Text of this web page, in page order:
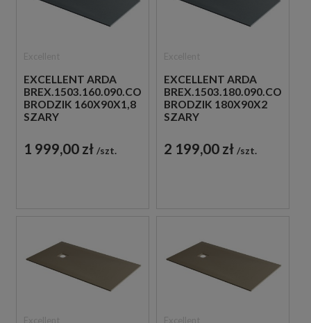
EXCELLENT ARDA
BREX.1503.160.090.CON
BRODZIK 160X90X1,8
SZARY
1 999,00 zł szt.
EXCELLENT ARDA
BREX.1503.180.090.CON
BRODZIK 180X90X2
SZARY
2 199,00 zł szt.